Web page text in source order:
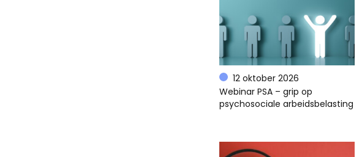
12 oktober 2026
Webinar PSA – grip op
psychosociale arbeidsbelasting